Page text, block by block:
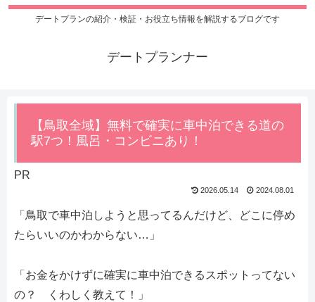
デートプランの紹介・検証・お役立ち情報を解説するブログです
デートプランナー
【鳥取全域】無料で確実に車中泊できる道の
駅7つ！風呂・コンビニあり！
PR
2026.05.14 2024.08.01
「鳥取で車中泊しようと思ってるんだけど、どこに停め
たらいいのかわからない…」
「お金をかけずに確実に車中泊できるスポットってない
の？ くわしく教えて！」